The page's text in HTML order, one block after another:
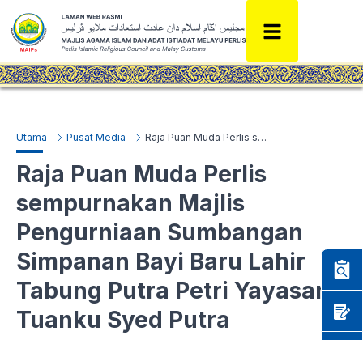
Utama Pusat Media Raja Puan Muda Perlis sempurnakan Majlis Pengurniaan Sumbangan Simpanan Bayi Baru Lahir Tabung Putra Petri Yayasan Tuanku Syed Putra
Raja Puan Muda Perlis
sempurnakan Majlis
Pengurniaan Sumbangan
Simpanan Bayi Baru Lahir
Tabung Putra Petri Yayasan
Tuanku Syed Putra